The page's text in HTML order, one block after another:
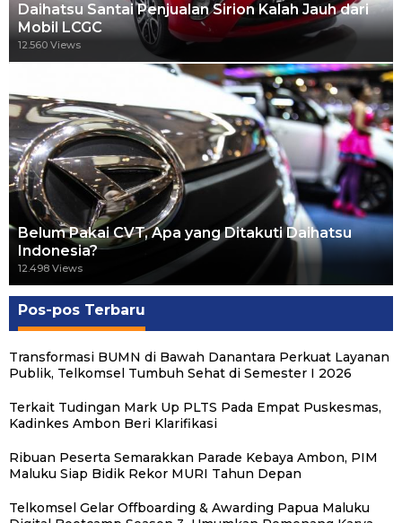
Daihatsu Santai Penjualan Sirion Kalah Jauh dari
Mobil LCGC
12.560 Views
Belum Pakai CVT, Apa yang Ditakuti Daihatsu
Indonesia?
12.498 Views
Pos-pos Terbaru
Transformasi BUMN di Bawah Danantara Perkuat Layanan
Publik, Telkomsel Tumbuh Sehat di Semester I 2026
Terkait Tudingan Mark Up PLTS Pada Empat Puskesmas,
Kadinkes Ambon Beri Klarifikasi
Ribuan Peserta Semarakkan Parade Kebaya Ambon, PIM
Maluku Siap Bidik Rekor MURI Tahun Depan
Telkomsel Gelar Offboarding & Awarding Papua Maluku